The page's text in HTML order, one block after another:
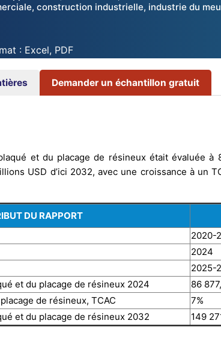
construction industrielle, industrie du
: Excel, PDF
Demander un échantillon gratuit
et du placage de résineux était évaluée à
USD d’ici 2032, avec une croissance à un
DU RAPPORT
2020-
2024
2025-
et du placage de résineux 2024
86
de résineux, TCAC
7%
et du placage de résineux 2032
149